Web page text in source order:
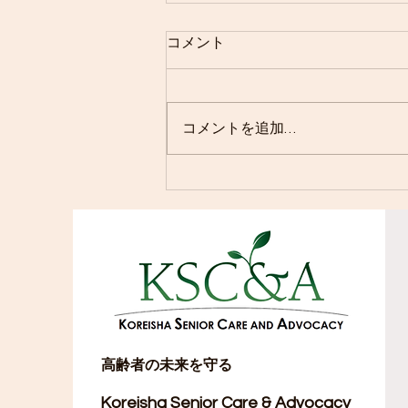
コメント
コメントを追加…
高齢者の未来を守る
Koreisha Senior Care & Advocacy